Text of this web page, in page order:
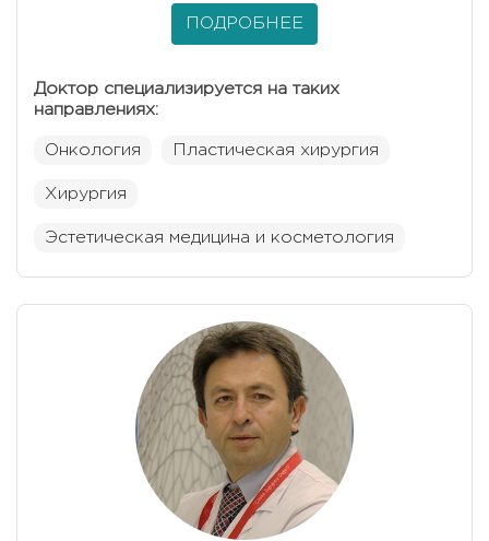
ПОДРОБНЕЕ
Доктор специализируется на таких
направлениях:
Онкология Пластическая хирургия
Хирургия
Эстетическая медицина и косметология